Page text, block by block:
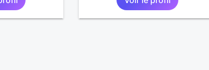
belles valeurs, respectueux,
bienveillant. Une jolie rencontre,